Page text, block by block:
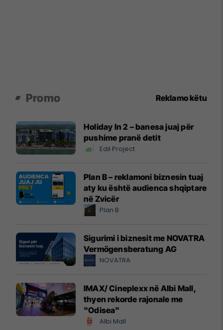
Promo Reklamo këtu
Holiday In 2 – banesa juaj për
pushime pranë detit
Edil Project
Plan B – reklamoni biznesin tuaj
aty ku është audienca shqiptare
në Zvicër
Plan B
Sigurimi i biznesit me NOVATRA
Vermögensberatung AG
NOVATRA
IMAX/ Cineplexx në Albi Mall,
thyen rekorde rajonale me
"Odisea"
Albi Mall